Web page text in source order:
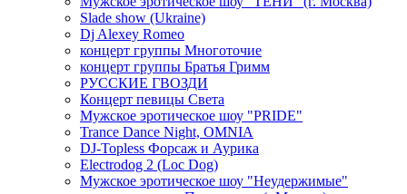
Slade show (Ukraine)
Dj Alexey Romeo
концерт группы Многоточие
концерт группы Братья Гримм
РУССКИЕ ГВОЗДИ
Концерт певицы Света
Мужское эротическое шоу "PRIDE"
Trance Dance Night, OMNIA
DJ-Topless Форсаж и Аурика
Electrodog 2 (Loc Dog)
Мужское эротическое шоу "Неудержимые"